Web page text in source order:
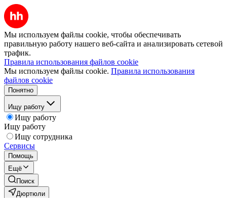
Мы используем файлы cookie, чтобы обеспечивать
правильную работу нашего веб-сайта и анализировать сетевой
трафик.
Правила использования файлов cookie
Мы используем файлы cookie. Правила использования
файлов cookie
Понятно
Ищу работу
Ищу работу
Ищу работу
Ищу сотрудника
Сервисы
Помощь
Ещё
Поиск
Дюртюли